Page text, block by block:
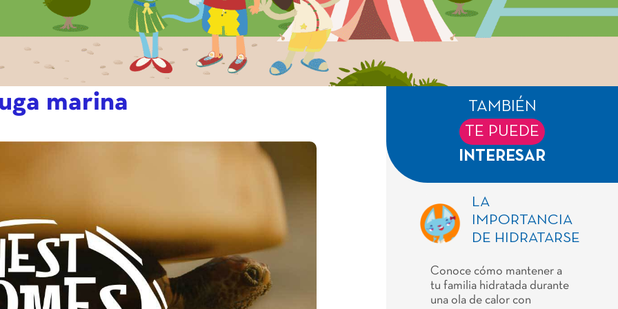
marina
TAMBIÉN
TE PUEDE
INTERESAR
LA
IMPORTANCIA
DE HIDRATARSE
Conoce cómo mantener a
tu familia hidratada durante
una ola de calor con